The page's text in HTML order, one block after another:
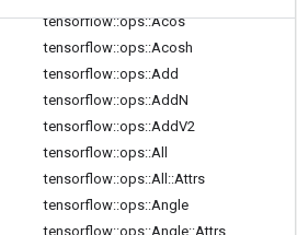
tensorflow::ops::Acos
tensorflow::ops::Acosh
tensorflow::ops::Add
tensorflow::ops::AddN
tensorflow::ops::AddV2
tensorflow::ops::All
tensorflow::ops::All ::Attrs
tensorflow::ops::Angle
tensorflow::ops::Angle::Attrs